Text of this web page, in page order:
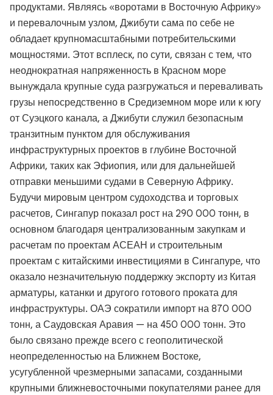
продуктами. Являясь «воротами в Восточную Африку»
и перевалочным узлом, Джибути сама по себе не
обладает крупномасштабными потребительскими
мощностями. Этот всплеск, по сути, связан с тем, что
неоднократная напряженность в Красном море
вынуждала крупные суда разгружаться и переваливать
грузы непосредственно в Средиземном море или к югу
от Суэцкого канала, а Джибути служил безопасным
транзитным пунктом для обслуживания
инфраструктурных проектов в глубине Восточной
Африки, таких как Эфиопия, или для дальнейшей
отправки меньшими судами в Северную Африку.
Будучи мировым центром судоходства и торговых
расчетов, Сингапур показал рост на 290 000 тонн, в
основном благодаря централизованным закупкам и
расчетам по проектам АСЕАН и строительным
проектам с китайскими инвестициями в Сингапуре, что
оказало незначительную поддержку экспорту из Китая
арматуры, катанки и другого готового проката для
инфраструктуры. ОАЭ сократили импорт на 870 000
тонн, а Саудовская Аравия — на 450 000 тонн. Это
было связано прежде всего с геополитической
неопределенностью на Ближнем Востоке,
усугубленной чрезмерными запасами, созданными
крупными ближневосточными покупателями ранее для